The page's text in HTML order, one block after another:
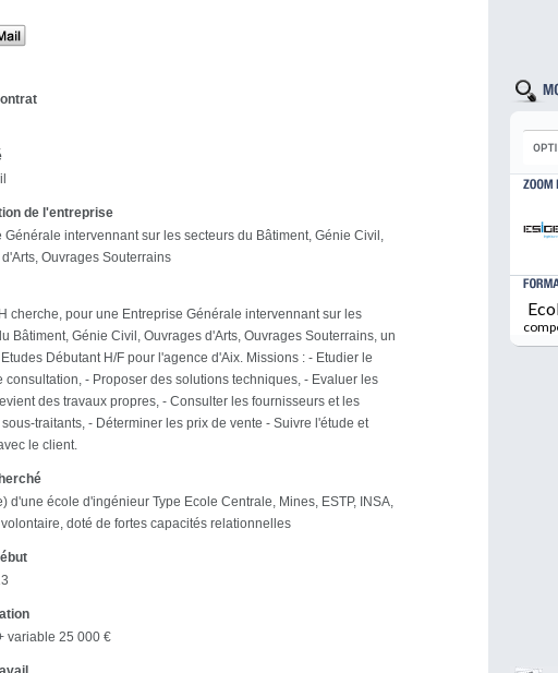
de l'entreprise
Générale intervennant sur les secteurs du Bâtiment, Génie Civil,
Ouvrages Souterrains
cherche, pour une Entreprise Générale intervennant sur les
Bâtiment, Génie Civil, Ouvrages d'Arts, Ouvrages Souterrains, un
Débutant H/F pour l'agence d'Aix. Missions : - Etudier le
consultation, - Proposer des solutions techniques, - Evaluer les
des travaux propres, - Consulter les fournisseurs et les
traitants, - Déterminer les prix de vente - Suivre l'étude et
le client.
d'une école d'ingénieur Type Ecole Centrale, Mines, ESTP, INSA,
doté de fortes capacités relationnelles
variable 25 000 €